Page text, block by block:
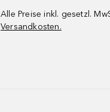
Alle Preise inkl. gesetzl.
Versandkosten.